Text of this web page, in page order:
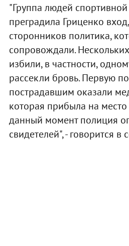
"Группа людей
преградила Гриценко
сторонников политика,
сопровождали.
избили, в частности,
рассекли бровь. Первую
пострадавшим оказали
которая прибыла на
данный момент полиция
свидетелей", - говорится